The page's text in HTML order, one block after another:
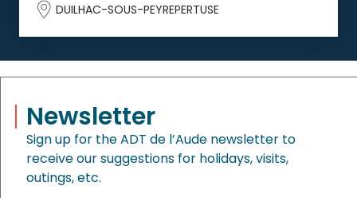
DUILHAC-SOUS-PEYREPERTUSE
Newsletter
Sign up for the ADT de l’Aude newsletter to
receive our suggestions for holidays, visits,
outings, etc.